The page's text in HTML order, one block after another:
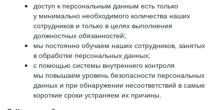
доступ к персональным данным есть только
у минимально необходимого количества наших
сотрудников и только в целях выполнения
должностных обязанностей;
мы постоянно обучаем наших сотрудников, занятых
в обработке персональных данных;
с помощью системы внутреннего контроля
мы повышаем уровень безопасности персональных
данных и при обнаружении несоответствий в самые
короткие сроки устраняем их причины.